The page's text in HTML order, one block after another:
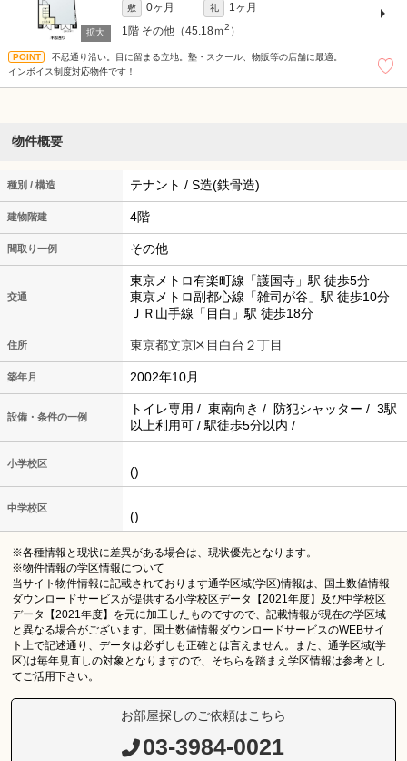
敷 0ヶ月 礼
1ヶ月
1階 その他（45.18ｍ2 ）
不忍通り沿い。目に留まる立地。塾・スクール、物販等の店舗に最適。
インボイス制度対応物件です！
物件概要
種別 / 構造 テナント / S造(鉄骨造)
建物階建 4階
間取り一例 その他
交通
東京メトロ有楽町線「護国寺」駅 徒歩5分
東京メトロ副都心線「雑司が谷」駅 徒歩10分
ＪＲ山手線「目白」駅 徒歩18分
住所 東京都文京区目白台２丁目
築年月 2002年10月
設備・条件の一例
トイレ専用 / 東南向き / 防犯シャッター / 3駅
以上利用可 / 駅徒歩5分以内 /
小学校区
()
中学校区
()
※各種情報と現状に差異がある場合は、現状優先となります。
※物件情報の学区情報について
当サイト物件情報に記載されております通学区域(学区)情報は、国土数値情報
ダウンロードサービスが提供する小学校区データ【2021年度】及び中学校区
データ【2021年度】を元に加工したものですので、記載情報が現在の学区域
と異なる場合がございます。国土数値情報ダウンロードサービスのWEBサイ
ト上で記述通り、データは必ずしも正確とは言えません。また、通学区域(学
区)は毎年見直しの対象となりますので、そちらを踏まえ学区情報は参考とし
てご活用下さい。
お部屋探しのご依頼はこちら
03-3984-0021